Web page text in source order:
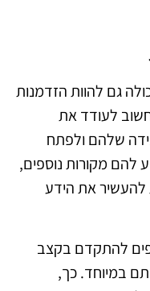
גם להוות הזדמנות
חשוב לעודד את
שלהם ולפתח
להם מקורות נוספים,
להעשיר את הידע
להתקדם בקצב
במיוחד. כך,